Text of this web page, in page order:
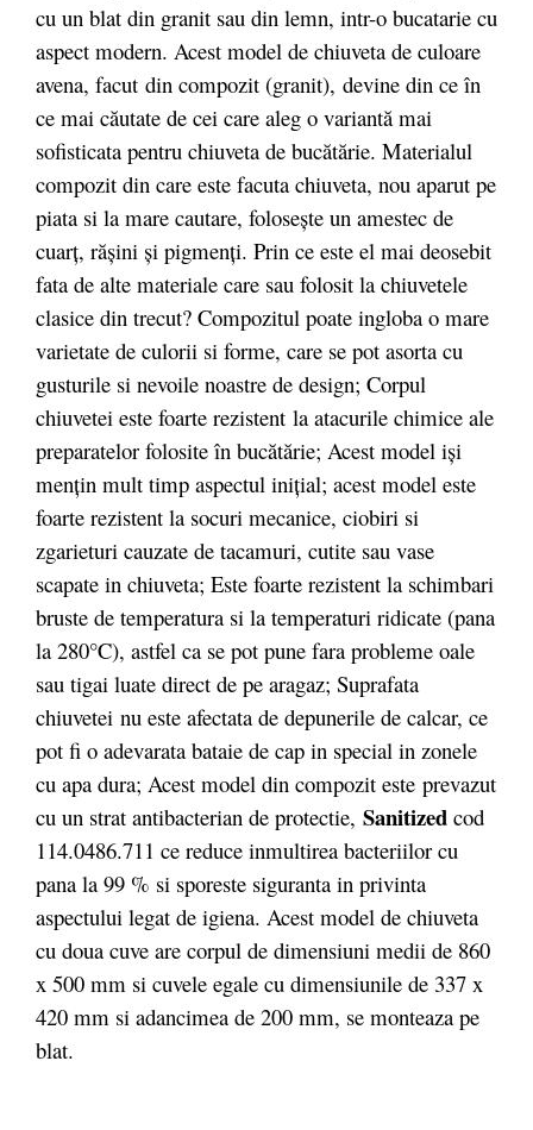
cu un blat din granit sau din lemn, intr-o bucatarie cu
aspect modern. Acest model de chiuveta de culoare
avena, facut din compozit (granit), devine din ce în
ce mai căutate de cei care aleg o variantă mai
sofisticata pentru chiuveta de bucătărie. Materialul
compozit din care este facuta chiuveta, nou aparut pe
piata si la mare cautare, folosește un amestec de
cuarț, rășini și pigmenți. Prin ce este el mai deosebit
fata de alte materiale care sau folosit la chiuvetele
clasice din trecut? Compozitul poate ingloba o mare
varietate de culorii si forme, care se pot asorta cu
gusturile si nevoile noastre de design; Corpul
chiuvetei este foarte rezistent la atacurile chimice ale
preparatelor folosite în bucătărie; Acest model iși
mențin mult timp aspectul inițial; acest model este
foarte rezistent la socuri mecanice, ciobiri si
zgarieturi cauzate de tacamuri, cutite sau vase
scapate in chiuveta; Este foarte rezistent la schimbari
bruste de temperatura si la temperaturi ridicate (pana
la 280°C), astfel ca se pot pune fara probleme oale
sau tigai luate direct de pe aragaz; Suprafata
chiuvetei nu este afectata de depunerile de calcar, ce
pot fi o adevarata bataie de cap in special in zonele
cu apa dura; Acest model din compozit este prevazut
cu un strat antibacterian de protectie, Sanitized cod
114.0486.711 ce reduce inmultirea bacteriilor cu
pana la 99 % si sporeste siguranta in privinta
aspectului legat de igiena. Acest model de chiuveta
cu doua cuve are corpul de dimensiuni medii de 860
x 500 mm si cuvele egale cu dimensiunile de 337 x
420 mm si adancimea de 200 mm, se monteaza pe
blat.